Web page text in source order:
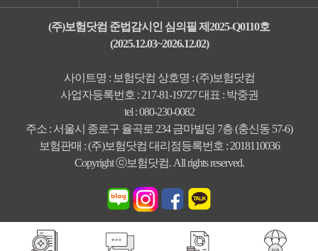
(주)보험닷컴 준법감시인 심의필 제2025-Q0110호
(2025.12.03~2026.12.02)
사이트명 : 보험닷컴 상호명 : (주)보험닷컴
사업자등록번호 : 217-81-19727 대표 : 박중권
tel : 080-230-0082
주소 : 서울시 종로구 율곡로 234 금마빌딩 7층 (충신동 57-6)
보험판매 : (주)보험닷컴 대리점등록번호 : 2018110036
Copyright ⓒ보험닷컴. All rights reserved.